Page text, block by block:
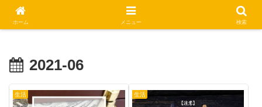
休日はステキな一日にしましょう
2021-06
生活 生活
ホーム メニュー 検索